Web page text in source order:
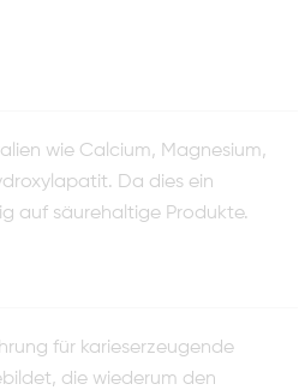
wie Calcium, Magnesium,
Da dies ein
auf säurehaltige Produkte.
für karieserzeugende
die wiederum den